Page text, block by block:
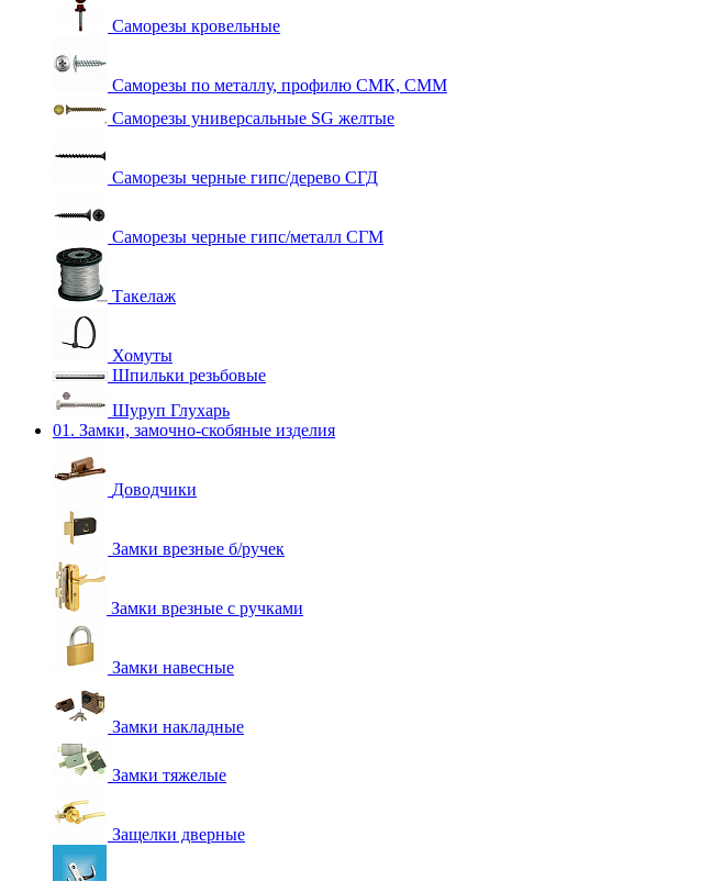
Саморезы кровельные
Саморезы по металлу, профилю СМК, СММ
Саморезы универсальные SG желтые
Саморезы черные гипс/дерево СГД
Саморезы черные гипс/металл СГМ
Такелаж
Хомуты
Шпильки резьбовые
Шуруп Глухарь
01. Замки, замочно-скобяные изделия
Доводчики
Замки врезные б/ручек
Замки врезные с ручками
Замки навесные
Замки накладные
Замки тяжелые
Защелки дверные